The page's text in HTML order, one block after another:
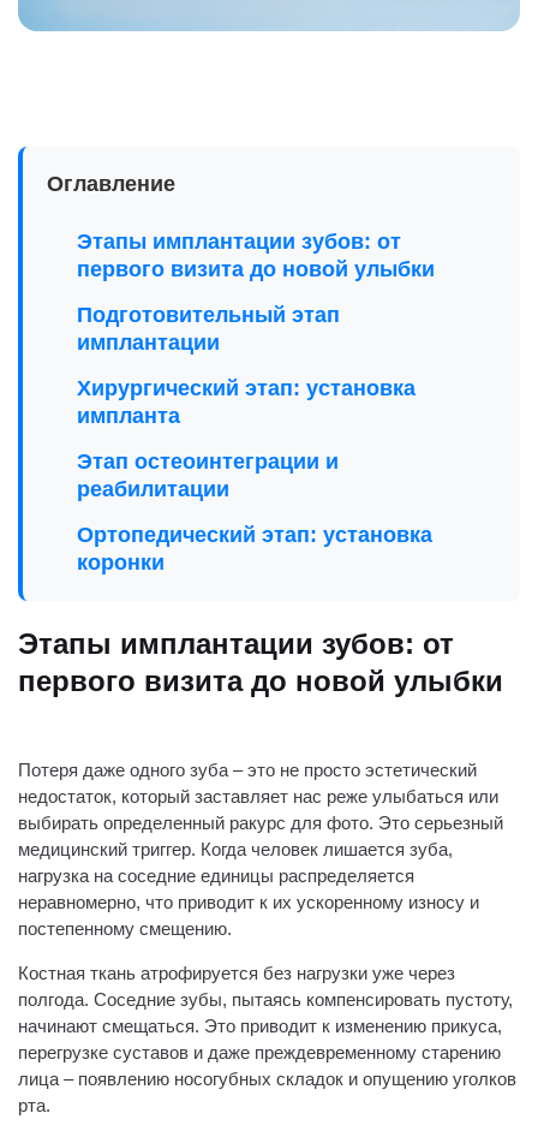
Оглавление
Этапы имплантации зубов: от
первого визита до новой улыбки
Подготовительный этап
имплантации
Хирургический этап: установка
импланта
Этап остеоинтеграции и
реабилитации
Ортопедический этап: установка
коронки
одной таблице
Стоимость имплантации (Прайс-
Заключение
Этапы имплантации зубов: от
первого визита до новой улыбки
Потеря даже одного зуба – это не просто эстетический
недостаток, который заставляет нас реже улыбаться или
выбирать определенный ракурс для фото. Это серьезный
медицинский триггер. Когда человек лишается зуба,
нагрузка на соседние единицы распределяется
неравномерно, что приводит к их ускоренному износу и
постепенному смещению.
Костная ткань атрофируется без нагрузки уже через
полгода. Соседние зубы, пытаясь компенсировать пустоту,
начинают смещаться. Это приводит к изменению прикуса,
перегрузке суставов и даже преждевременному старению
лица – появлению носогубных складок и опущению уголков
рта.